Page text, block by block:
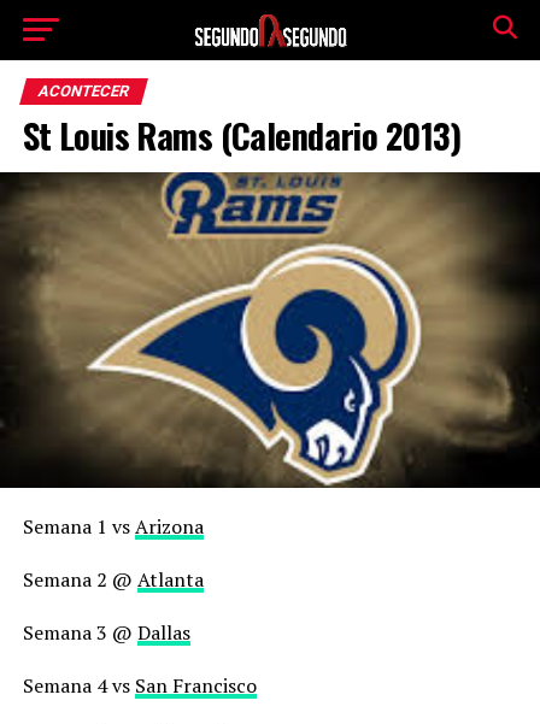
ACONTECER
St Louis Rams (Calendario 2013)
Semana 1 vsArizona
Semana 2 @ Atlanta
Semana 3 @ Dallas
Semana 4 vs San Francisco